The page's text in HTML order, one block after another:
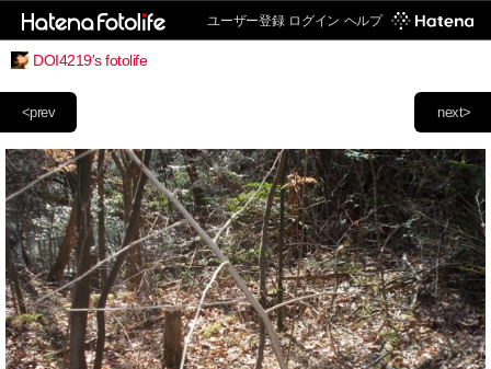
ユーザー登録 ログイン ヘルプ
DOI4219's fotolife
next>
<prev